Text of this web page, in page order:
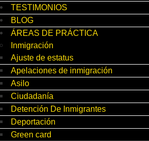
TESTIMONIOS
BLOG
ÁREAS DE PRÁCTICA
Inmigración
Ajuste de estatus
Apelaciones de inmigración
Asilo
Ciudadanía
Detención De Inmigrantes
Deportación
Green card